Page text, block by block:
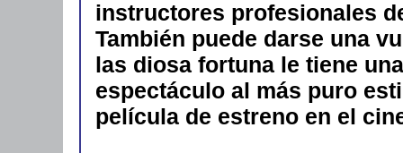
instructores profesionales
También puede darse una
las diosa fortuna le tiene
espectáculo al más puro
película de estreno en el